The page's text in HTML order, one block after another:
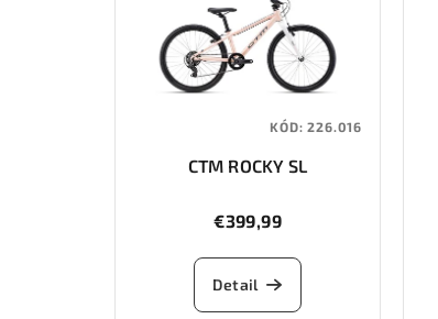
CTM ROCKY SL
€399,99
Detail
KÓD:226.016